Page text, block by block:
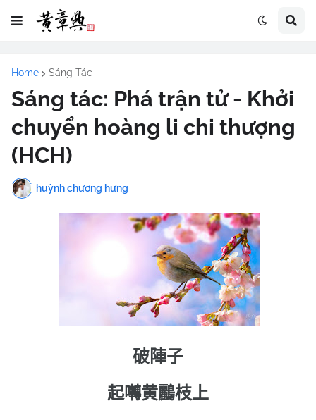
Home Sáng Tác
Sáng tác: Phá trận tử - Khởi
chuyển hoàng li chi thượng
(HCH)
huỳnh chương hưng
破陣子
起囀黄鸝枝上